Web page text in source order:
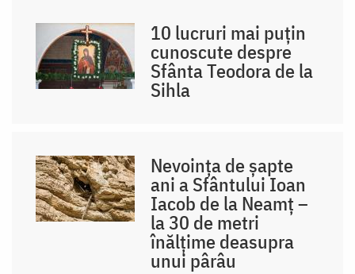
10 lucruri mai puțin
cunoscute despre
Sfânta Teodora de la
Sihla
Nevoința de șapte
ani a Sfântului Ioan
Iacob de la Neamț –
la 30 de metri
înălțime deasupra
unui pârâu